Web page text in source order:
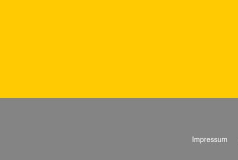
Impressum